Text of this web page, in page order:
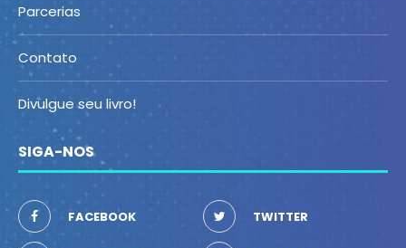
Parcerias
Contato
Divulgue seu livro!
SIGA-NOS
FACEBOOK TWITTER